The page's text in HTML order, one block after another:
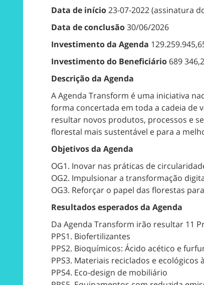
Data de início23-07-2022 (assinatura
Data de conclusão30/06/2026
Investimento da Agenda
Investimento do Beneficiário 689
Descrição da Agenda
A Agenda Transform é uma iniciativa
forma concertada em toda a cadeia de
resultar novos produtos, processos e
florestal mais sustentável e para a
Objetivos da Agenda
OG1. Inovar nas práticas de
OG2. Impulsionar a transformação
OG3. Reforçar o papel das florestas
Resultados esperados da Agenda
Da Agenda Transform irão resultar 11
PPS1. Biofertilizantes
PPS2. Bioquímicos: Ácido acético e
PPS3. Materiais reciclados e ecológicos
PPS4. Eco-design de mobiliário